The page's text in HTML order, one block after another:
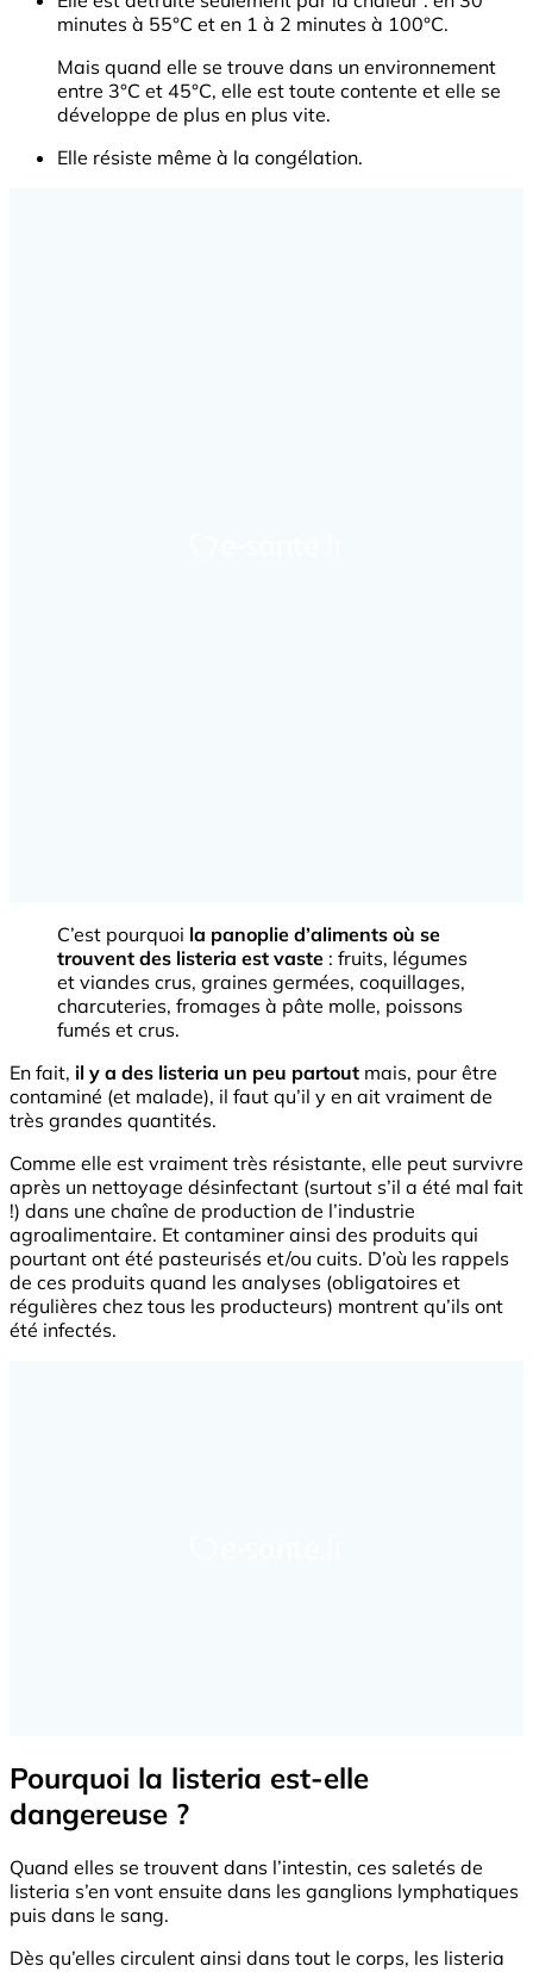
minutes à 55°C et en 1 à 2 minutes à 100°C.
Mais quand elle se trouve dans un environnement
entre 3°C et 45°C, elle est toute contente et elle se
développe de plus en plus vite.
Elle résiste même à la congélation.
C’est pourquoi la panoplie d’aliments où se
trouvent des listeria est vaste : fruits, légumes
et viandes crus, graines germées, coquillages,
charcuteries, fromages à pâte molle, poissons
fumés et crus.
En fait, il y a des listeria un peu partout mais, pour être
contaminé (et malade), il faut qu’il y en ait vraiment de
très grandes quantités.
Comme elle est vraiment très résistante, elle peut survivre
après un nettoyage désinfectant (surtout s’il a été mal fait
!) dans une chaîne de production de l’industrie
agroalimentaire. Et contaminer ainsi des produits qui
pourtant ont été pasteurisés et/ou cuits. D’où les rappels
de ces produits quand les analyses (obligatoires et
régulières chez tous les producteurs) montrent qu’ils ont
été infectés.
Pourquoi la listeria est-elle
dangereuse ?
Quand elles se trouvent dans l’intestin, ces saletés de
listeria s’en vont ensuite dans les ganglions lymphatiques
puis dans le sang.
Dès qu’elles circulent ainsi dans tout le corps, les listeria